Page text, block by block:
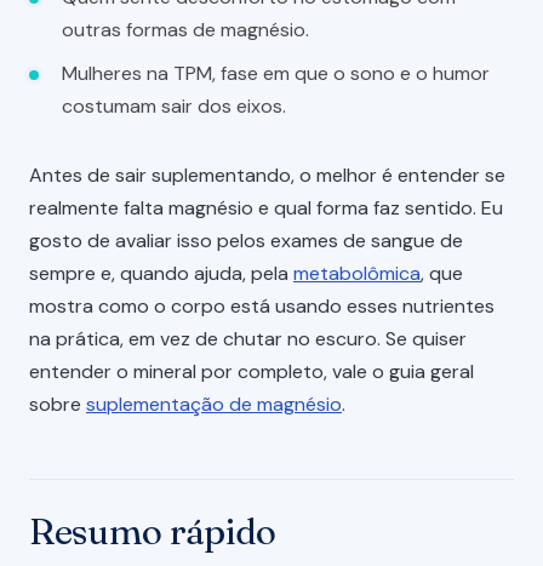
outras formas de magnésio.
Mulheres na TPM, fase em que o sono e o humor
costumam sair dos eixos.
Antes de sair suplementando, o melhor é entender se
realmente falta magnésio e qual forma faz sentido. Eu
gosto de avaliar isso pelos exames de sangue de
sempre e, quando ajuda, pela metabolômica, que
mostra como o corpo está usando esses nutrientes
na prática, em vez de chutar no escuro. Se quiser
entender o mineral por completo, vale o guia geral
sobre suplementação de magnésio.
Resumo rápido